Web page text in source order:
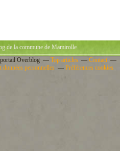
de la commune de Mamirolle
Overblog Top articles
Contact
données personnelles Préférences cookies